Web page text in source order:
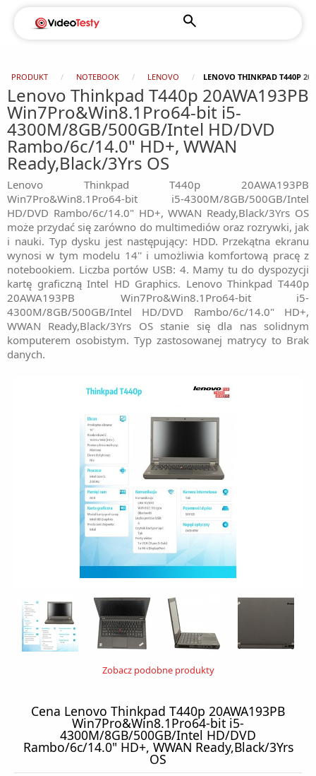
PRODUKT NOTEBOOK LENOVO LENOVO THINKPAD T440P
Lenovo Thinkpad T440p 20AWA193PB
Win7Pro&Win8.1Pro64-bit i5-
4300M/8GB/500GB/Intel HD/DVD
Rambo/6c/14.0" HD+, WWAN
Ready,Black/3Yrs OS
Lenovo Thinkpad T440p 20AWA193PB
Win7Pro&Win8.1Pro64-bit i5-4300M/8GB/500GB/Intel
HD/DVD Rambo/6c/14.0" HD+, WWAN Ready,Black/3Yrs OS
może przydać się zarówno do multimediów oraz rozrywki, jak
i nauki. Typ dysku jest następujący: HDD. Przekątna ekranu
wynosi w tym modelu 14'' i umożliwia komfortową pracę z
notebookiem. Liczba portów USB: 4. Mamy tu do dyspozycji
kartę graficzną Intel HD Graphics. Lenovo Thinkpad T440p
20AWA193PB Win7Pro&Win8.1Pro64-bit i5-
4300M/8GB/500GB/Intel HD/DVD Rambo/6c/14.0" HD+,
WWAN Ready,Black/3Yrs OS stanie się dla nas solidnym
komputerem osobistym. Typ zastosowanej matrycy to Brak
danych.
Zobacz podobne produkty
Cena Lenovo Thinkpad T440p 20AWA193PB
Win7Pro&Win8.1Pro64-bit i5-
4300M/8GB/500GB/Intel HD/DVD
Rambo/6c/14.0" HD+, WWAN Ready,Black/3Yrs
OS